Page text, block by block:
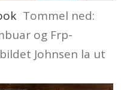
Tommel ned:
og Frp-
Johnsen la ut